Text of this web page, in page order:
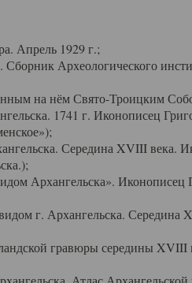
Апрель 1929 г.;
Археологического
на нём Свято-Троицким
1741 г. Иконописец
Середина XVIII века.
Архангельска». Иконописец
г. Архангельска. Середина
гравюры середины XVIII